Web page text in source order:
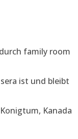
family room
ist und bleibt
Kanada